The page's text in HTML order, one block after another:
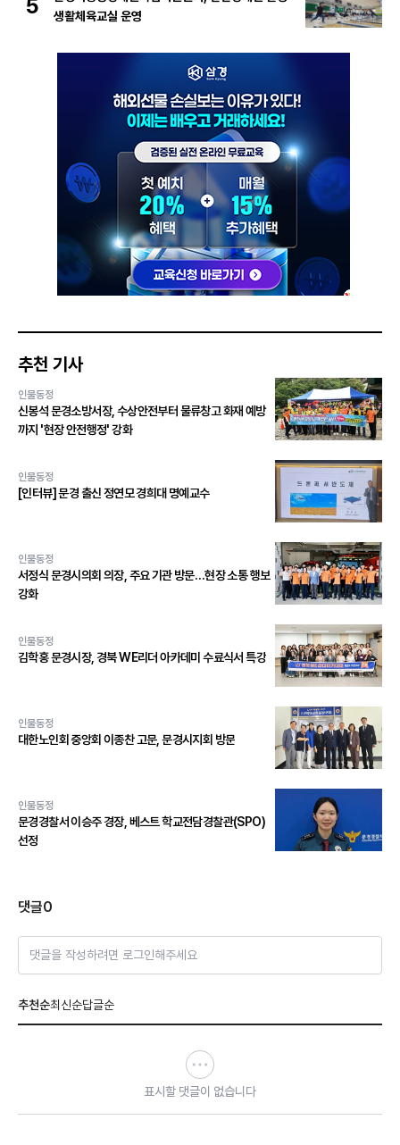
5
생활체육교실 운영
추천 기사
인물동정
신봉석 문경소방서장, 수상안전부터 물류창고 화재 예방
까지 '현장 안전행정' 강화
인물동정
[인터뷰] 문경 출신 정연모 경희대 명예교수
인물동정
서정식 문경시의회 의장, 주요 기관 방문…현장 소통 행보
강화
인물동정
김학홍 문경시장, 경북 WE리더 아카데미 수료식서 특강
인물동정
대한노인회 중앙회 이종찬 고문, 문경시지회 방문
인물동정
문경경찰서 이승주 경장, 베스트 학교전담경찰관(SPO)
선정
댓글0
댓글을 작성하려면 로그인해주세요
추천순최신순답글순
표시할 댓글이 없습니다